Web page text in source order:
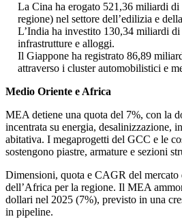
La Cina ha erogato 521,36 miliardi
regione) nel settore dell’edilizia e
L’India ha investito 130,34 miliardi
infrastrutture e alloggi.
Il Giappone ha registrato 86,89
attraverso i cluster automobilistici e
Medio Oriente e Africa
MEA detiene una quota del 7%, con la
incentrata su energia, desalinizzazione,
abitativa. I megaprogetti del GCC e le
sostengono piastre, armature e sezioni
Dimensioni, quota e CAGR del
dell’Africa per la regione. Il MEA
dollari nel 2025 (7%), previsto in una
in pipeline.